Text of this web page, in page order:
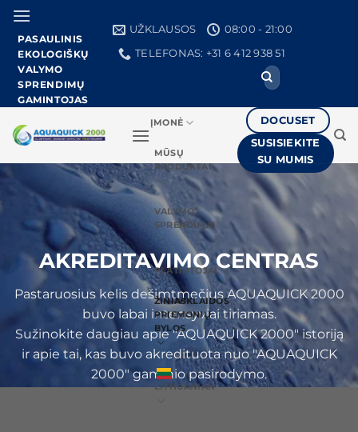
Pereiti
turinio
PASAULINIS
EKOLOGIŠKŲ
VALYMO
SPRENDIMŲ
GAMINTOJAS
UŽKLAUSOS
08:00 - 21:00
TELEFONAS: +31 6 412 938 51
Ieškoti:
ĮMONĖ
MŪSŲ
PRODUKTAI
VALYMO
SPRENDIMAI
PLATINTOJAI
ŽINIASKLAIDOS
PRIEMONIŲ
BYLOS
LITHUANIAN
DOCUSET
SUSISIEKITE
SU MUMIS
AKREDITAVIMO CENTRAS
Pastaruosius kelis dešimtmečius AQUAQUICK 2000
buvo labai intensyviai tiriamas.
Sužinokite daugiau apie "AQUAQUICK 2000" istoriją
ir apie tai, kas buvo akredituota nuo "AQUAQUICK
2000" gaminio pasirodymo.